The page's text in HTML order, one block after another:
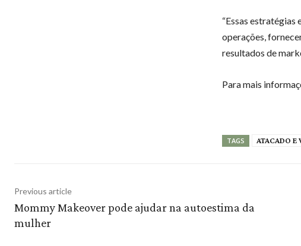
“Essas estratégias
operações,
resultados de
Para mais
TAGS ATACADO E
Previous article
Mommy Makeover pode ajudar na autoestima da
mulher